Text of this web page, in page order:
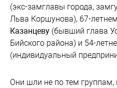
(экс-замглавы города,
Льва Коршунова), 67-
Казанцеву (бывший глава
Бийского района) и 54-
(индивидуальный
Они шли не по тем группам,